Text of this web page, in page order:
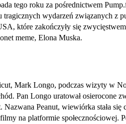
tego roku za pośrednictwem
wydarzeń związanych z
które zakończyły się
meme, Elona Muska.
Mark Longo, podczas wizyty w
Pan Longo uratował osierocone
Peanut, wiewiórka stała się
na platformie społecznościowej.